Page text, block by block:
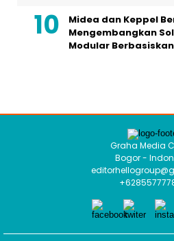
Midea dan Keppel
Mengembangkan
Modular
Graha Media
Bogor -